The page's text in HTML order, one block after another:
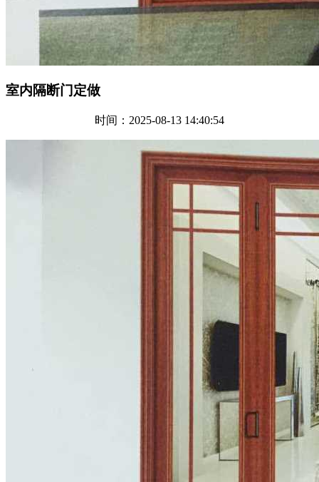
室内隔断门定做
时间：2025-08-13 14:40:54